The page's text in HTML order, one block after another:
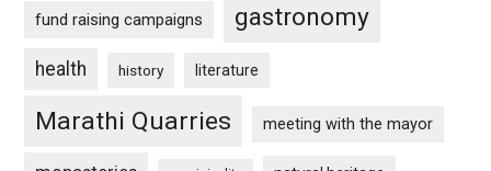
fund raising campaigns gastronomy
health history literature
Marathi Quarries meeting with the mayor